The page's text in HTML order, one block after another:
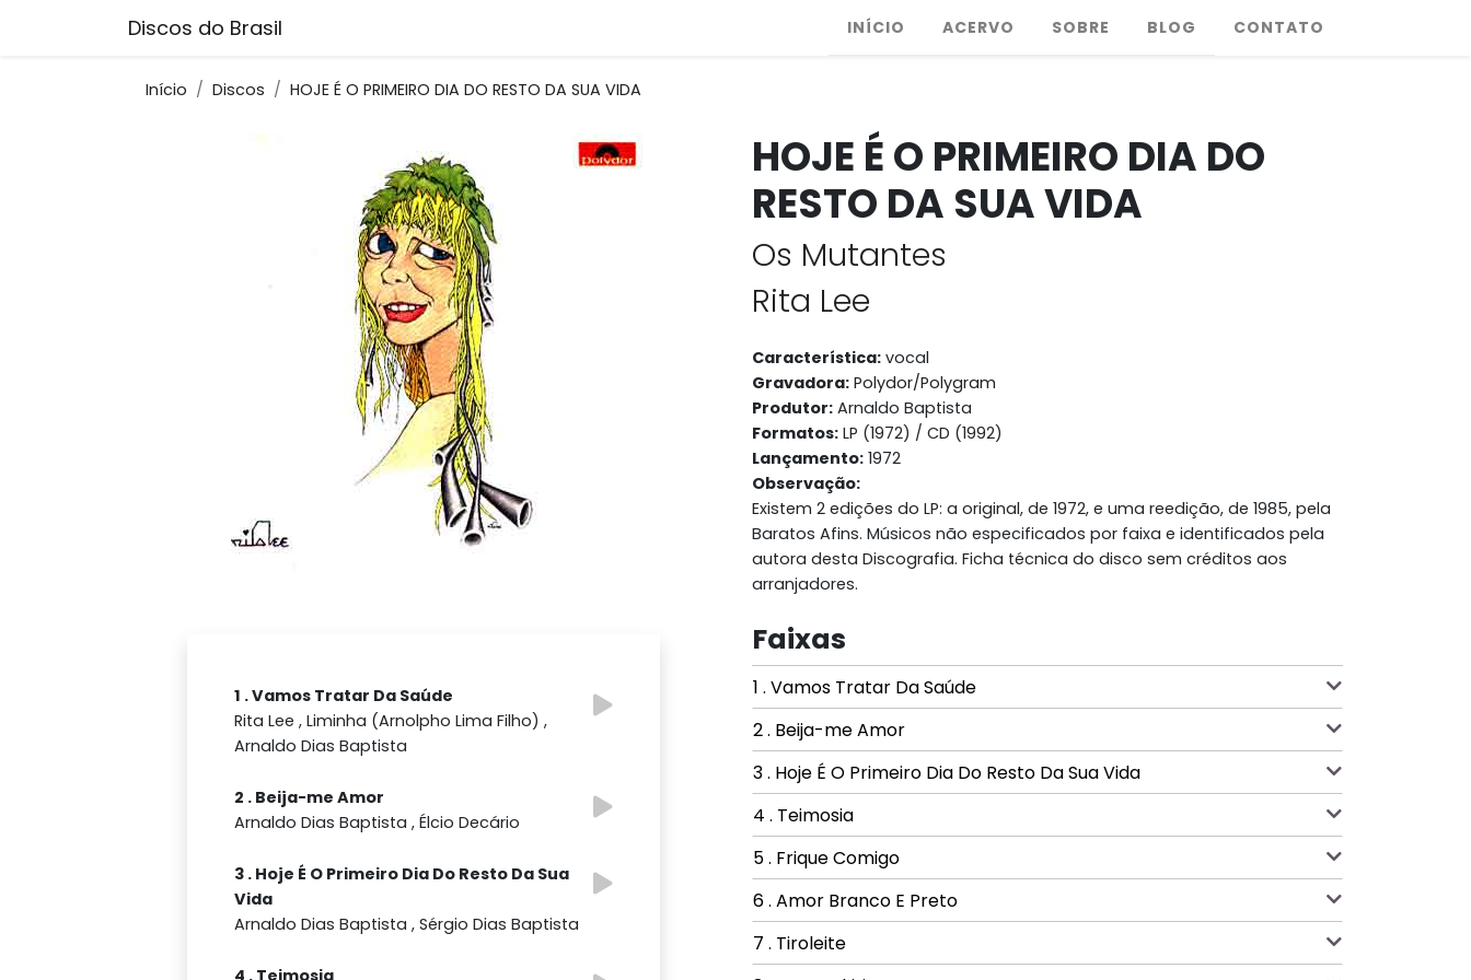
Discos do Brasil INÍCIO ACERVO SOBRE BLOG CONTATO
Início Discos HOJE É O PRIMEIRO DIA DO RESTO DA SUA VIDA
1 . Vamos Tratar Da Saúde
Rita Lee , Liminha (Arnolpho Lima Filho) ,
Arnaldo Dias Baptista
2 . Beija-me Amor
Arnaldo Dias Baptista , Élcio Decário
3 . Hoje É O Primeiro Dia Do Resto Da Sua
Vida
Arnaldo Dias Baptista , Sérgio Dias Baptista
HOJE É O PRIMEIRO DIA DO
RESTO DA SUA VIDA
Os Mutantes
Rita Lee
Característica: vocal
Gravadora: Polydor/Polygram
Produtor: Arnaldo Baptista
Formatos: LP (1972) / CD (1992)
Lançamento: 1972
Observação:
Existem 2 edições do LP: a original, de 1972, e uma reedição, de 1985, pela
Baratos Afins. Músicos não especificados por faixa e identificados pela
autora desta Discografia. Ficha técnica do disco sem créditos aos
arranjadores.
Faixas
1 . Vamos Tratar Da Saúde
2 . Beija-me Amor
3 . Hoje É O Primeiro Dia Do Resto Da Sua Vida
4 . Teimosia
5 . Frique Comigo
6 . Amor Branco E Preto
7 . Tiroleite